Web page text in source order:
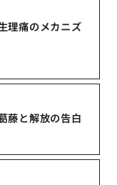
理痛のメカニズ
藤と解放の告白